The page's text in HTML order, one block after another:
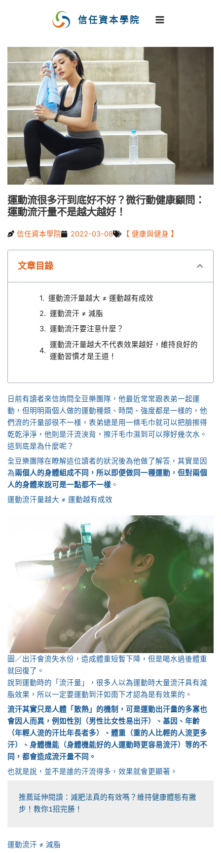
信任資本學院
運動流很多汗到底好不好？微行動健康顧問：
運動流汗量不是越大越好！
信任資本學院 2022-03-08 【 健康與健身 】
文章目錄
運動流汗量越大 ≠ 運動越有成效
運動流汗 ≠ 減脂
運動流汗要注意什麼？
運動流汗量越大不代表效果越好，維持良好的
運動習慣才是王道！
日前有讀者來信詢問全豆樂團隊，他最近常常跟表弟一起運
動，但明明兩個人做的運動種類、時間、強度都是一樣的，他
們流的汗量卻很不一樣，表弟總是用一條毛巾就可以把臉擦得
乾乾淨淨，他則是汗流浹背，擦汗毛巾濕到可以擰好幾次水。
這到底是為什麼呢？
全豆樂團隊在瞭解這位讀者的狀況後為他做了解答，其實是因
為兩個人的身體組成不同，所以即便做同一種運動，但對兩個
人的身體來說可是一點都不一樣 。
運動流汗量越大 ≠ 運動越有成效
圖／出汗會流失水份，造成體重短暫下降，但是喝水過後體重
就回復了。
說到運動時的「流汗量」，很多人以為運動時大量流汗具有減
脂效果，所以一定要運動到汗如雨下才認為是有效果的。
流汗其實只是人體「散熱」的機制，可是運動出汗量的多寡也
會因人而異，例如性別（男性比女性易出汗）、基因、年齡
（年輕人流的汗比年長者多）、體重（重的人比輕的人流更多
汗）、身體機能（身體機能好的人運動時更容易流汗）等的不
同，都會造成流汗量不同。
也就是說，並不是誰的汗流得多，效果就會更顯著。
推薦延伸閱讀：減肥法真的有效嗎？維持健康體態有撇
步！教你1招完勝！
運動流汗 ≠ 減脂